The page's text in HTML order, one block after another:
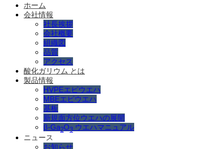
ホーム
会社情報
社長挨拶
会社概要
組織図
品質
アクセス
酸化ガリウム とは
製品情報
HVPEエピウエハ
MBEエピウエハ
基板
新規面方位ウエハの展開
β-Ga2O3 ウエハマニュアル
ニュース
お知らせ